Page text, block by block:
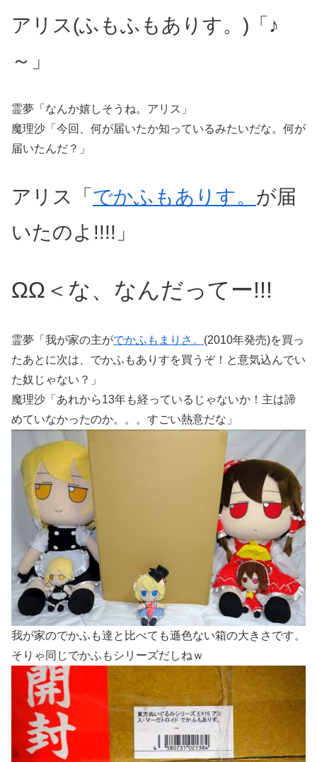
アリス(ふもふもありす。)「♪
～」
霊夢「なんか嬉しそうね。アリス」
魔理沙「今回、何が届いたか知っているみたいだな。何が
届いたんだ？」
アリス「 でかふもありす。 が届
いたのよ!!!!」
ΩΩ＜な、なんだってー!!!
霊夢「我が家の主がでかふもまりさ。 (2010年発売)を買っ
たあとに次は、でかふもありすを買うぞ！と意気込んでい
た奴じゃない？」
魔理沙「あれから13年も経っているじゃないか！主は諦
めていなかったのか。。。すごい熱意だな」
我が家のでかふも達と比べても遜色ない箱の大きさです。
そりゃ同じでかふもシリーズだしねｗ